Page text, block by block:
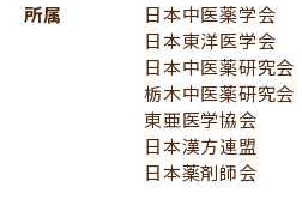
所属
日本中医薬学会
日本東洋医学会
日本中医薬研究会
栃木中医薬研究会
東亜医学協会
日本漢方連盟
日本薬剤師会